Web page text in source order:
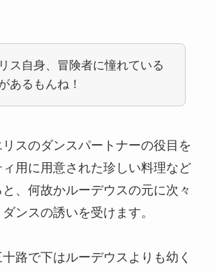
ス自身、冒険者に憧れている
あるもんね！
スのダンスパートナーの役目を
用に用意された珍しい料理など
、何故かルーデウスの元に次々
ンスの誘いを受けます。
路で下はルーデウスよりも幼く